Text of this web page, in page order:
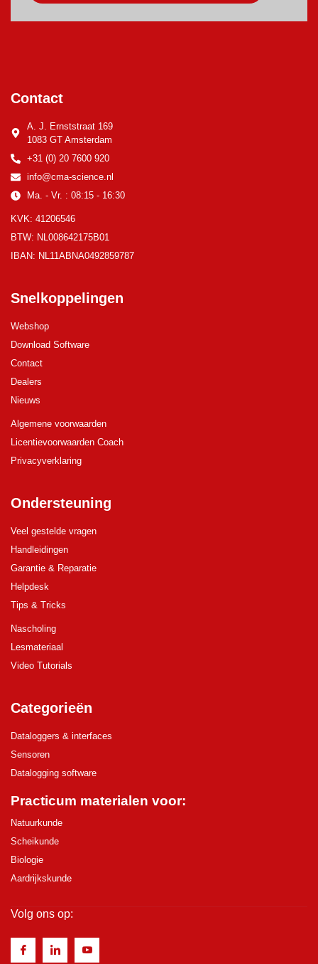
Contact
A. J. Ernststraat 169
1083 GT Amsterdam
+31 (0) 20 7600 920
info@cma-science.nl
Ma. - Vr. : 08:15 - 16:30
KVK: 41206546
BTW: NL008642175B01
IBAN: NL11ABNA0492859787
Snelkoppelingen
Webshop
Download Software
Contact
Dealers
Nieuws
Algemene voorwaarden
Licentievoorwaarden Coach
Privacyverklaring
Ondersteuning
Veel gestelde vragen
Handleidingen
Garantie & Reparatie
Helpdesk
Tips & Tricks
Nascholing
Lesmateriaal
Video Tutorials
Categorieën
Dataloggers & interfaces
Sensoren
Datalogging software
Practicum materialen voor:
Natuurkunde
Scheikunde
Biologie
Aardrijkskunde
Volg ons op: